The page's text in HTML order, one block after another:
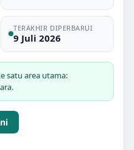
TERAKHIR DIPERBARUI
9 Juli 2026
satu area utama: